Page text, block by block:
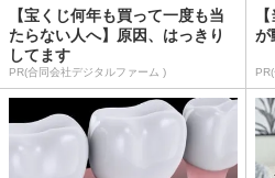
【宝くじ何年も買って一度も当
たらない人へ】原因、はっきり
してます
PR(合同会社デジタルファーム )
が